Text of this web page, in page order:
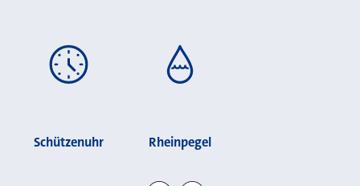
Schützenuhr Rheinpegel